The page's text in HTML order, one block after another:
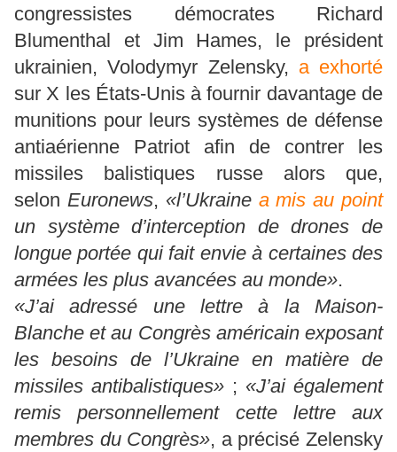
congressistes démocrates Richard
Blumenthal et Jim Hames, le président
ukrainien, Volodymyr Zelensky, a exhorté
sur X les États-Unis à fournir davantage de
munitions pour leurs systèmes de défense
antiaérienne Patriot afin de contrer les
missiles balistiques russe alors que,
selon Euronews, «l’Ukraine a mis au point
un système d’interception de drones de
longue portée qui fait envie à certaines des
armées les plus avancées au monde».
«J’ai adressé une lettre à la Maison-
Blanche et au Congrès américain exposant
les besoins de l’Ukraine en matière de
missiles antibalistiques» ; «J’ai également
remis personnellement cette lettre aux
membres du Congrès», a précisé Zelensky